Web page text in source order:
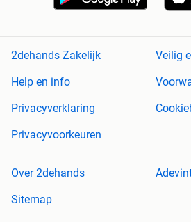
2dehands Zakelijk
Veilig
Help en info
Privacyverklaring
Privacyvoorkeuren
Over 2dehands
Sitemap